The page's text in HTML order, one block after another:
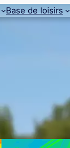
Base de loisirs